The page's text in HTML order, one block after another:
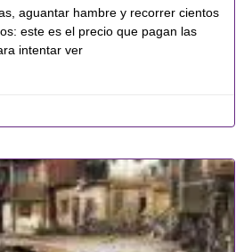
aguantar hambre y recorrer cientos
este es el precio que pagan las
intentar ver